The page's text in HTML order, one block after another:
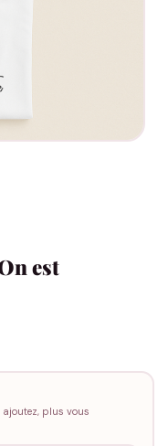
est
ajoutez, plus vous